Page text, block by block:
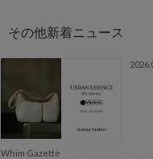
Whim Gazette